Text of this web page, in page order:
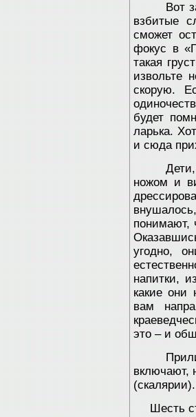
Вот
взбитые
сможет
фокус в
такая
извольте
скорую.
будет
ларька.
и сюда
ножом и
понимают,
угодно,
напитки,
какие они
вам
это – и
включают,
(скалярии).
Шесть